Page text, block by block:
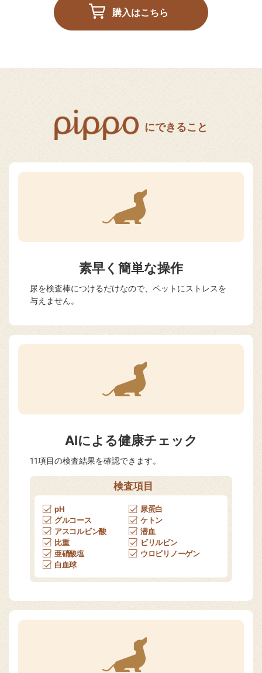
購入はこちら
にできること
素早く簡単な操作
尿を検査棒につけるだけなので、ペットにストレスを
与えません。
AIによる健康チェック
11項目の検査結果を確認できます。
検査項目
pH
尿蛋白
グルコース
ケトン
アスコルビン酸
潜血
比重
ビリルビン
亜硝酸塩
ウロビリノーゲン
白血球